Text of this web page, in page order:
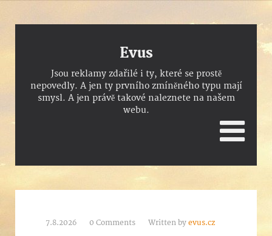
Evus
Jsou reklamy zdařilé i ty, které se prostě
nepovedly. A jen ty prvního zmíněného typu mají
smysl. A jen právě takové naleznete na našem
webu.
7.8.2026 0 Comments Written by evus.cz